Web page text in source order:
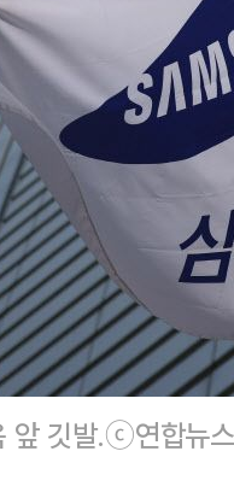
앞 깃발.ⓒ연합뉴스